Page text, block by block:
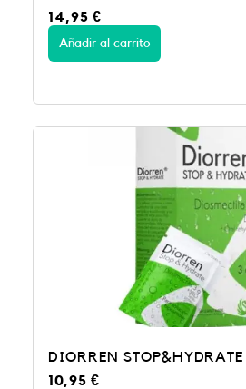
14,95€
Añadir al carrito
DIORREN
10,95€